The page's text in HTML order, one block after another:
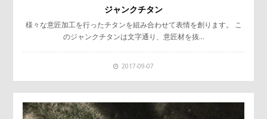
ジャンクチタン
様々な意匠加工を行ったチタンを組み合わせて表情を創ります。 こ
のジャンクチタンは文字通り、意匠材を抜…
2017-09-07